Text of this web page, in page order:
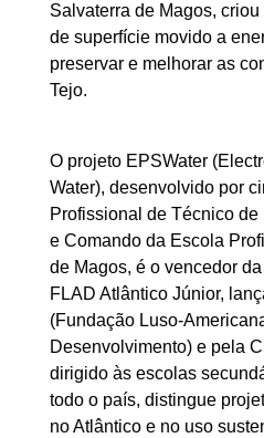
Salvaterra de Magos,
de superfície movido a
preservar e melhorar as
Tejo.
O projeto EPSWater
Water), desenvolvido por
Profissional de Técnico
e Comando da Escola
de Magos, é o vencedor
FLAD Atlântico Júnior,
(Fundação Luso-
Desenvolvimento) e pela
dirigido às escolas
todo o país, distingue
no Atlântico e no uso